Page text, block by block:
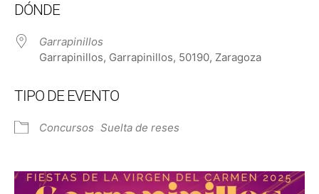
DÓNDE
Garrapinillos
Garrapinillos, Garrapinillos, 50190, Zaragoza
TIPO DE EVENTO
Concursos Suelta de reses